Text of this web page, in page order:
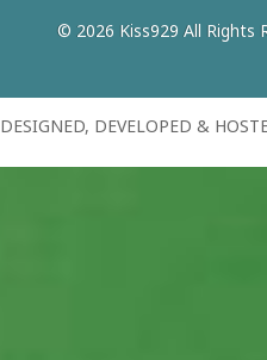
© 2026 Kiss929 All Rights
DESIGNED, DEVELOPED &